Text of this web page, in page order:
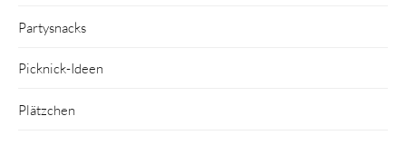
Partysnacks
Picknick-Ideen
Plätzchen